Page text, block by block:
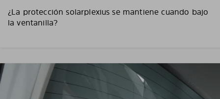
¿La protección solarplexius se mantiene cuando bajo
la ventanilla?